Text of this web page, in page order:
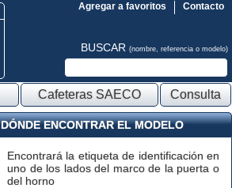
Contacto
Agregar a favoritos
BUSCAR (nombre, referencia o modelo)
Cafeteras SAECO Consulta
DÓNDE ENCONTRAR EL MODELO
Encontrará la etiqueta de identificación en
uno de los lados del marco de la puerta o
del horno